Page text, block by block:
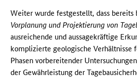
Weiter wurde festgestellt, dass
Vorplanung und Projektierung von
ausreichende und aussagekräftige
komplizierte geologische Verhältnisse
Phasen vorbereitender
der Gewährleistung der